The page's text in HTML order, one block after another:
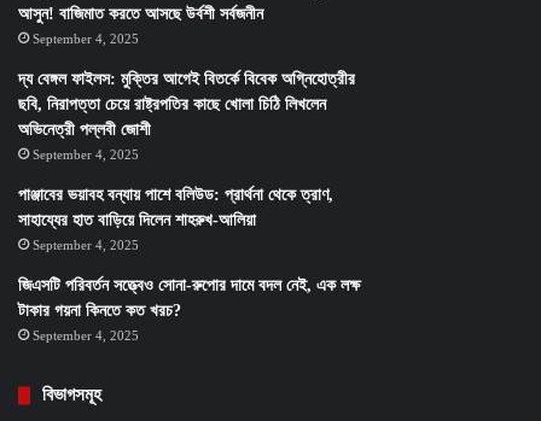
আসুন! বাজিমাত করতে আসছে উর্বশী সর্বজনীন
September 4, 2025
দ্য বেঙ্গল ফাইলস: মুক্তির আগেই বিতর্কে বিবেক অগ্নিহোত্রীর
ছবি, নিরাপত্তা চেয়ে রাষ্ট্রপতির কাছে খোলা চিঠি লিখলেন
অভিনেত্রী পল্লবী জোশী
September 4, 2025
পাঞ্জাবের ভয়াবহ বন্যায় পাশে বলিউড: প্রার্থনা থেকে ত্রাণ,
সাহায্যের হাত বাড়িয়ে দিলেন শাহরুখ-আলিয়া
September 4, 2025
জিএসটি পরিবর্তন সত্ত্বেও সোনা-রুপোর দামে বদল নেই, এক লক্ষ
টাকার গয়না কিনতে কত খরচ?
September 4, 2025
বিভাগসমূহ